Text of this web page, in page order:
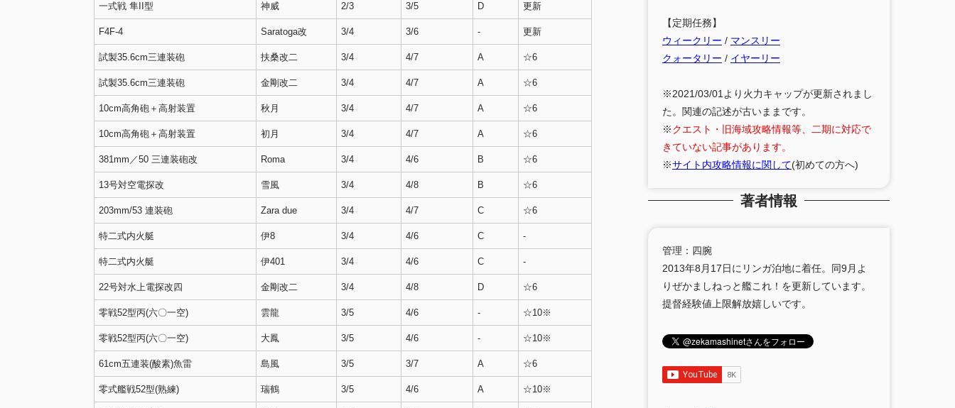
一式戦 隼II型 神威 2/3 3/5 D 更新
F4F-4 Saratoga改 3/4 3/6 - 更新
試製35.6cm三連装砲 扶桑改二 3/4 4/7 A ☆6
試製35.6cm三連装砲 金剛改二 3/4 4/7 A ☆6
10cm高角砲＋高射装置 秋月 3/4 4/7 A ☆6
10cm高角砲＋高射装置 初月 3/4 4/7 A ☆6
381mm／50 三連装砲改 Roma 3/4 4/6 B ☆6
13号対空電探改 雪風 3/4 4/8 B ☆6
203mm/53 連装砲 Zara due 3/4 4/7 C ☆6
特二式内火艇 伊8 3/4 4/6 C -
特二式内火艇 伊401 3/4 4/6 C -
22号対水上電探改四 金剛改二 3/4 4/8 D ☆6
零戦52型丙(六〇一空) 雲龍 3/5 4/6 - ☆10※
零戦52型丙(六〇一空) 大鳳 3/5 4/6 - ☆10※
61cm五連装(酸素)魚雷 島風 3/5 3/7 A ☆6
零式艦戦52型(熟練) 瑞鶴 3/5 4/6 A ☆10※
【定期任務】
ウィークリー / マンスリー
クォータリー / イヤーリー
※2021/03/01より火力キャップが更新されまし
た。関連の記述が古いままです。
※クエスト・旧海域攻略情報等、二期に対応で
きていない記事があります。
※サイト内攻略情報に関して(初めての方へ)
著者情報
管理：四腕
2013年8月17日にリンガ泊地に着任。同9月よ
りぜかましねっと艦これ！を更新しています。
提督経験値上限解放嬉しいです。